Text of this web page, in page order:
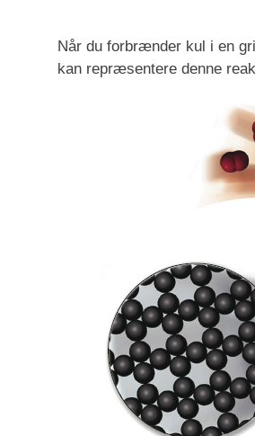
Når du forbrænder kul i en
kan repræsentere denne